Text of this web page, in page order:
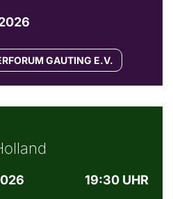
GAUTING E.V.
19:30 UHR